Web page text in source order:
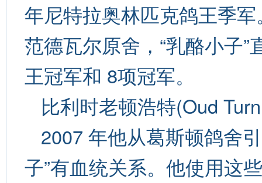
年尼特拉奥林匹克鸽王季军
范德瓦尔原舍，“乳酪小子
王冠军和 8项冠军。
比利时老顿浩特(Oud
2007 年他从葛斯顿鸽舍
子”有血统关系。他使用这